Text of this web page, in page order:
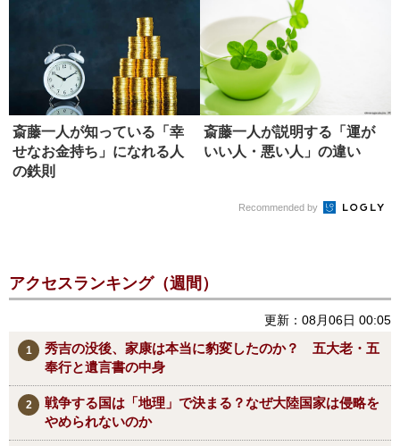
斎藤一人が知っている「幸
せなお金持ち」になれる人
の鉄則
斎藤一人が説明する「運が
いい人・悪い人」の違い
Recommended by
アクセスランキング（週間）
更新：08月06日 00:05
秀吉の没後、家康は本当に豹変したのか？ 五大老・五
奉行と遺言書の中身
戦争する国は「地理」で決まる？なぜ大陸国家は侵略を
やめられないのか